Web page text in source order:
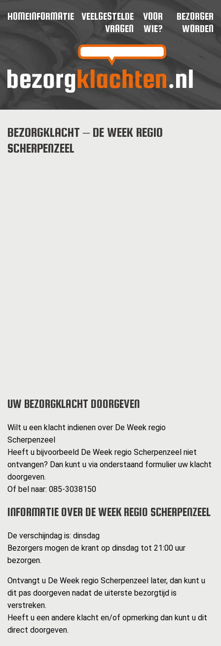
HOMEINFORMATIE
VEELGESTELDE
VRAGEN
VOOR
WIE?
BEZORGER
WORDEN
BEZORGKLACHT – DE WEEK REGIO
SCHERPENZEEL
UW BEZORGKLACHT DOORGEVEN
Wilt u een klacht indienen over De Week regio
Scherpenzeel
Heeft u bijvoorbeeld De Week regio Scherpenzeel niet
ontvangen? Dan kunt u via onderstaand formulier uw klacht
doorgeven.
Of bel naar: 085-3038150
INFORMATIE OVER DE WEEK REGIO SCHERPENZEEL
De verschijndag is: dinsdag
Bezorgers mogen de krant op dinsdag tot 21:00 uur
bezorgen.
Ontvangt u De Week regio Scherpenzeel later, dan kunt u
dit pas doorgeven nadat de uiterste bezorgtijd is
verstreken.
Heeft u een andere klacht en/of opmerking dan kunt u dit
direct doorgeven.